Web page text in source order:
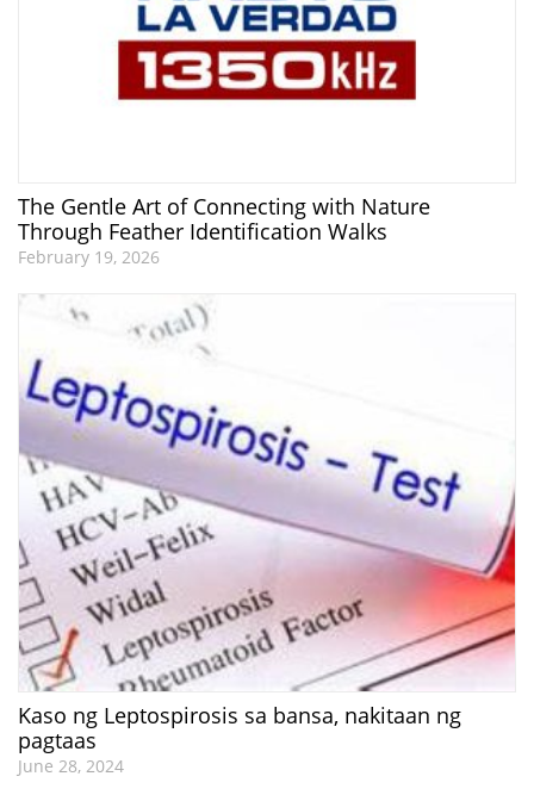
The Gentle Art of Connecting with Nature
Through Feather Identification Walks
February 19, 2026
Kaso ng Leptospirosis sa bansa, nakitaan ng
pagtaas
June 28, 2024